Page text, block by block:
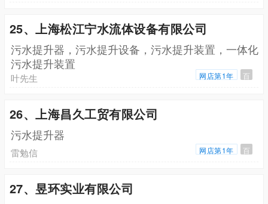
25、上海松江宁水流体设备有限公司
污水提升器，污水提升设备，污水提升装置，一体化
污水提升装置
叶先生 网店第1年 百
26、上海昌久工贸有限公司
污水提升器
雷勉信 网店第1年 百
27、昱环实业有限公司